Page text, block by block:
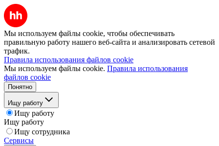
Мы используем файлы cookie, чтобы обеспечивать
правильную работу нашего веб-сайта и анализировать сетевой
трафик.
Правила использования файлов cookie
Мы используем файлы cookie. Правила использования
файлов cookie
Понятно
Ищу работу
Ищу работу
Ищу работу
Ищу сотрудника
Сервисы